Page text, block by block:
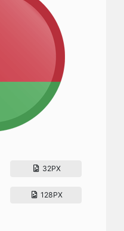
32PX
128PX